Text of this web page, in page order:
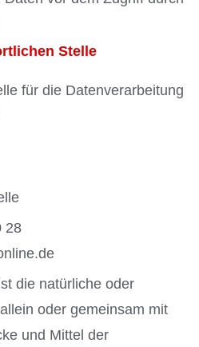
Stelle
für die Datenverarbeitung
28
die natürliche oder
oder gemeinsam mit
und Mittel der